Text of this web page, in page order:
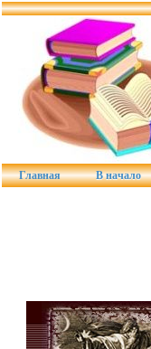
Главная В начало